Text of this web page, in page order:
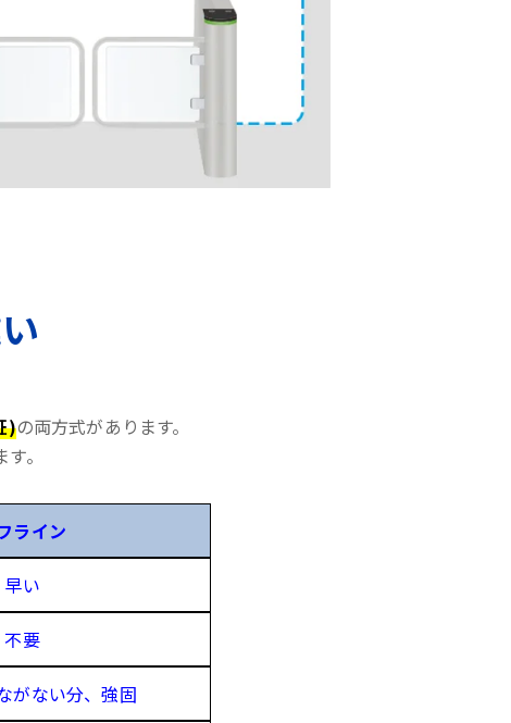
)の両方式があります。
。
ライン
早い
不要
がない分、強固